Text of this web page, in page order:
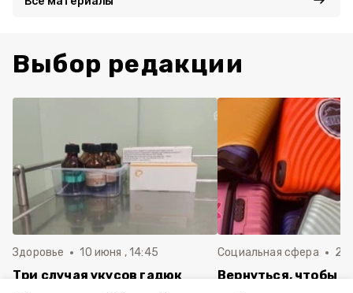
Выбор редакции
Здоровье 10 июня , 14:45
Три случая укусов гадюк
Социальная сфера 20
Вернуться, чтобы